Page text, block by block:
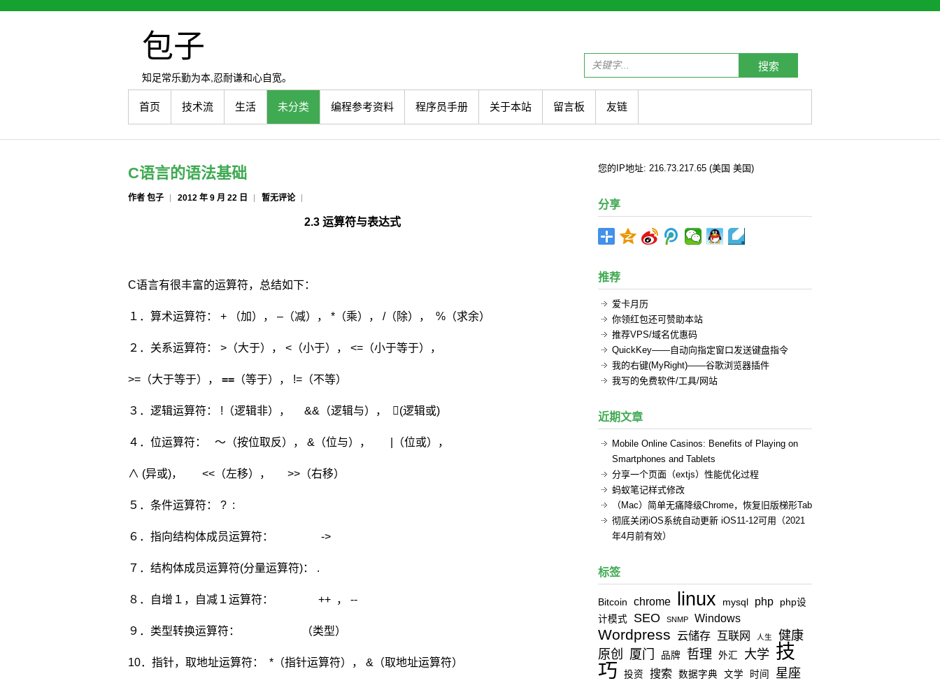
包子
知足常乐勤为本,忍耐谦和心自宽。
搜索
首页 技术流 生活 未分类 编程参考资料 程序员手册 关于本站 留言板 友链
C语言的语法基础
作者 包子 2012 年 9 月 22 日 暂无评论
2.3 运算符与表达式
C语言有很丰富的运算符，总结如下：
１．算术运算符： + （加）， –（减）， *（乘）， /（除）， %（求余）
２．关系运算符： >（大于）， <（小于）， <=（小于等于），
>=（大于等于）， == （等于）， !=（不等）
３．逻辑运算符： !（逻辑非）， &&（逻辑与）， (逻辑或)
４．位运算符： ～（按位取反）， &（位与）， |（位或），
∧ (异或)， <<（左移）， >>（右移）
５．条件运算符： ? :
６．指向结构体成员运算符： ->
７．结构体成员运算符(分量运算符)： .
８．自增１，自减１运算符： ++ ， --
９．类型转换运算符： （类型）
10．指针，取地址运算符： *（指针运算符）， &（取地址运算符）
您的 IP地址: 216.73.217.65 (美国 美国)
分享
推荐
爱卡月历
你领红包还可赞助本站
推荐VPS/域名优惠码
QuickKey——自动向指定窗口发送键盘指令
我的右键(MyRight)——谷歌浏览器插件
我写的免费软件/工具/网站
近期文章
Mobile Online Casinos: Benefits of Playing on
Smartphones and Tablets
分享一个页面（extjs）性能优化过程
蚂蚁笔记样式修改
（Mac）简单无痛降级Chrome，恢复旧版梯形Tab
彻底关闭iOS系统自动更新 iOS11-12可用（2021
年4月前有效）
标签
Bitcoin chrome linux mysql php
php设
计模式
SEO SNMP Windows
Wordpress 云储存 互联网 人生
健康
原创
厦门 品牌 哲理 外汇 大学 技
巧
投资 搜索 数据字典 文学 时间 星座